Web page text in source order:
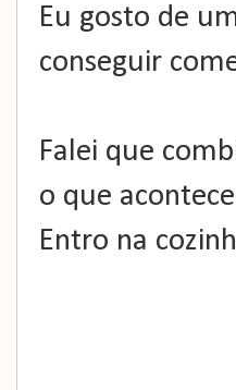
Eu gosto de
conseguir
Falei que
o que
Entro na